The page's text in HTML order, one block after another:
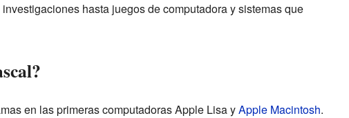
hasta juegos de computadora y sistemas que
en las primeras computadoras Apple Lisa yApple Macintosh.